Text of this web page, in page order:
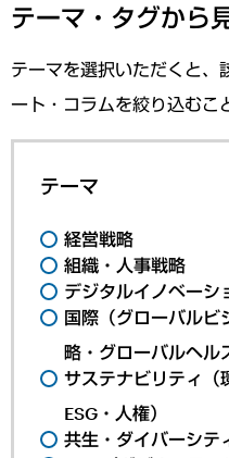
テーマ・タグから
テーマを選択いただくと、
ート・コラムを絞り込むこ
テーマ
経営戦略
組織・人事戦略
デジタルイノベーシ
国際（グローバルビ
略・グローバルヘル
サステナビリティ（
ESG・人権）
共生・ダイバーシテ